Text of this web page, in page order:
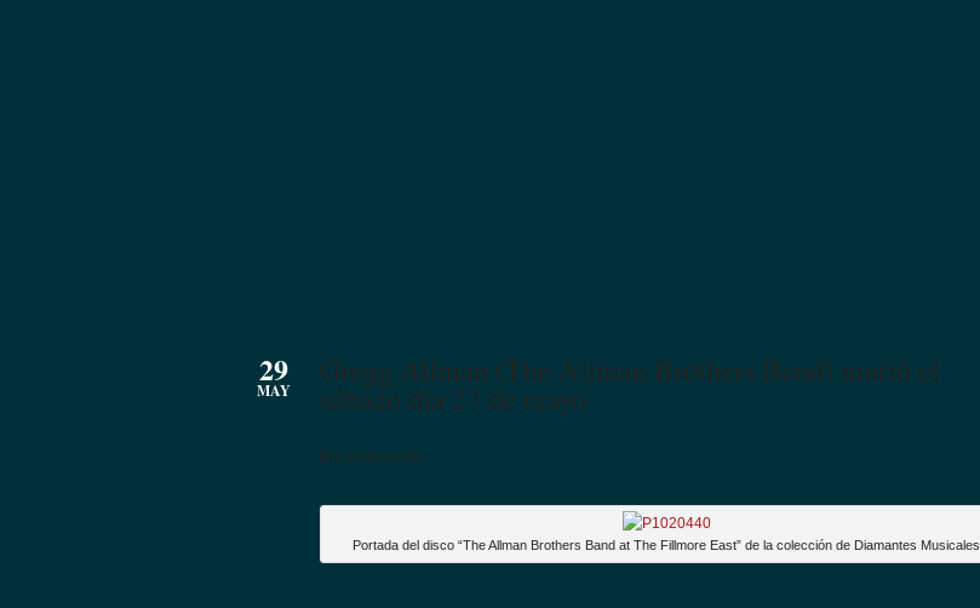
29
MAY
Gregg Allman (The Allman Brothers Band) murió el
sábado día 27 de mayo
En construcción.
Portada del disco “The Allman Brothers Band at The Fillmore East” de la colección de Diamantes Musicales